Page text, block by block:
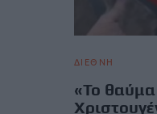
ΔΙΕΘΝΗ
«Το